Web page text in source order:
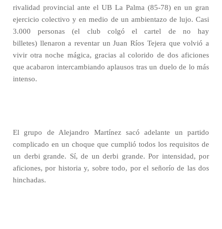
rivalidad provincial ante el UB La Palma (85-78) en un gran
ejercicio colectivo y en medio de un ambientazo de lujo. Casi
3.000 personas (el club colgó el cartel de no hay
billetes) llenaron a reventar un Juan Ríos Tejera que volvió a
vivir otra noche mágica, gracias al colorido de dos aficiones
que acabaron intercambiando aplausos tras un duelo de lo más
intenso.
El grupo de Alejandro Martínez sacó adelante un partido
complicado en un choque que cumplió todos los requisitos de
un derbi grande. Sí, de un derbi grande. Por intensidad, por
aficiones, por historia y, sobre todo, por el señorío de las dos
hinchadas.